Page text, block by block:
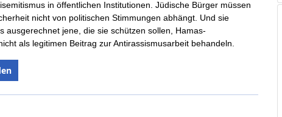
in öffentlichen Institutionen. Jüdische Bürger müssen
nicht von politischen Stimmungen abhängt. Und sie
ausgerechnet jene, die sie schützen sollen, Hamas-
als legitimen Beitrag zur Antirassismusarbeit behandeln.